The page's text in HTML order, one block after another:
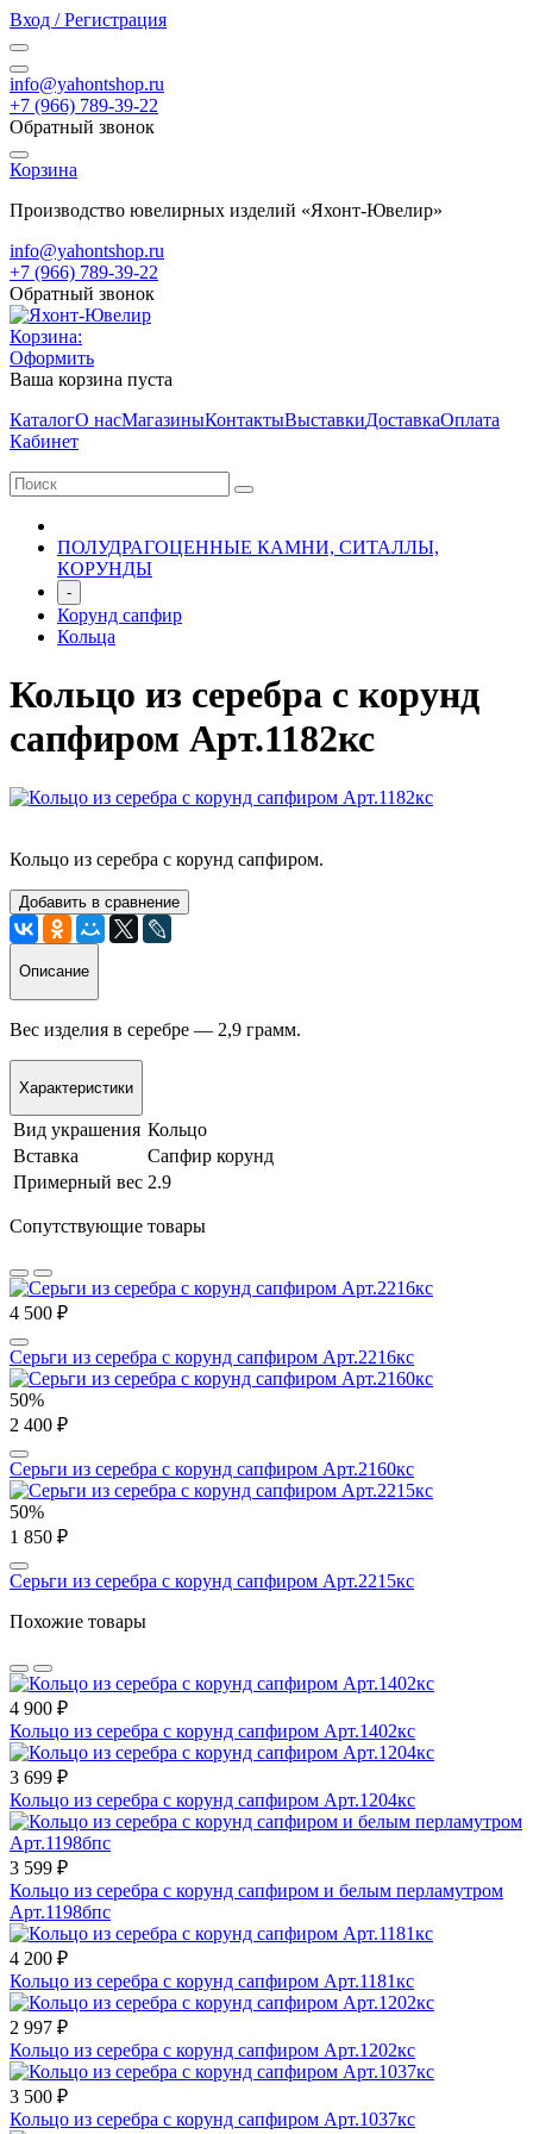
Вход / Регистрация
info@yahontshop.ru
+7 (966) 789-39-22
Обратный звонок
Корзина
Производство ювелирных изделий «Яхонт-Ювелир»
info@yahontshop.ru
+7 (966) 789-39-22
Обратный звонок
Корзина:
Оформить
Ваша корзина пуста
КаталогО насМагазиныКонтактыВыставкиДоставкаОплата
Кабинет
ПОЛУДРАГОЦЕННЫЕ КАМНИ, СИТАЛЛЫ,
КОРУНДЫ
-
Корунд сапфир
Кольца
Кольцо из серебра с корунд
сапфиром Арт.1182кс
Кольцо из серебра с корунд сапфиром.
Добавить в сравнение
Описание
Вес изделия в серебре — 2,9 грамм.
Характеристики
Вид украшения Кольцо
Вставка
Сапфир корунд
Примерный вес 2.9
Сопутствующие товары
4 500 ₽
Серьги из серебра с корунд сапфиром Арт.2216кс
50%
2 400 ₽
Серьги из серебра с корунд сапфиром Арт.2160кс
50%
1 850 ₽
Серьги из серебра с корунд сапфиром Арт.2215кс
Похожие товары
4 900 ₽
Кольцо из серебра с корунд сапфиром Арт.1402кс
3 699 ₽
Кольцо из серебра с корунд сапфиром Арт.1204кс
3 599 ₽
Кольцо из серебра с корунд сапфиром и белым перламутром
Арт.1198бпс
4 200 ₽
Кольцо из серебра с корунд сапфиром Арт.1181кс
2 997 ₽
Кольцо из серебра с корунд сапфиром Арт.1202кс
3 500 ₽
Кольцо из серебра с корунд сапфиром Арт.1037кс